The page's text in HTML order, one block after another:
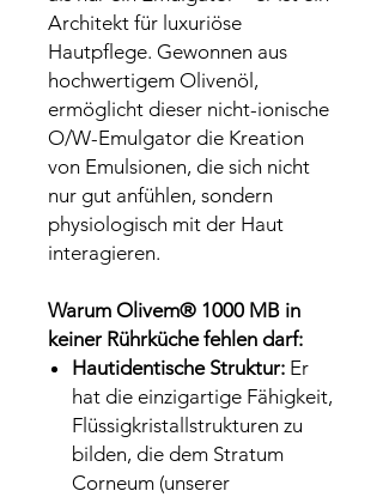
Architekt für luxuriöse
Hautpflege. Gewonnen aus
hochwertigem Olivenöl,
ermöglicht dieser nicht-ionische
O/W-Emulgator die Kreation
von Emulsionen, die sich nicht
nur gut anfühlen, sondern
physiologisch mit der Haut
interagieren.
Warum Olivem® 1000 MB in
keiner Rührküche fehlen darf:
Hautidentische Struktur: Er
hat die einzigartige Fähigkeit,
Flüssigkristallstrukturen zu
bilden, die dem Stratum
Corneum (unserer